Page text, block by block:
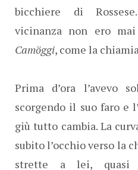
bicchiere di
vicinanza non ero
Camöggi, come la
Prima d’ora l’avevo
scorgendo il suo faro e
giù tutto cambia. La
subito l’occhio verso la
strette a lei, quasi